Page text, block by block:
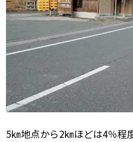
5㎞地点から2㎞ほどは4％程